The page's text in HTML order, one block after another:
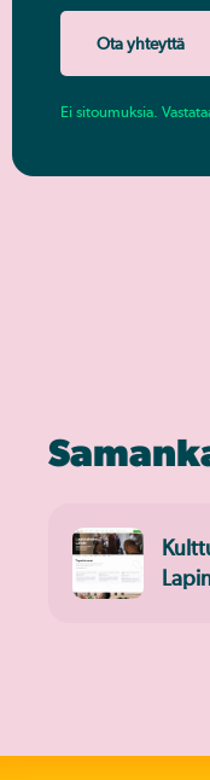
Ota yhteyttä
Ei sitoumuksia.